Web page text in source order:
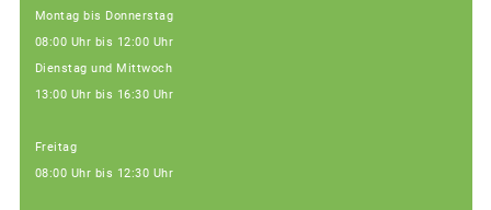
Montag bis Donnerstag
08:00 Uhr bis 12:00 Uhr
Dienstag und Mittwoch
13:00 Uhr bis 16:30 Uhr
Freitag
08:00 Uhr bis 12:30 Uhr